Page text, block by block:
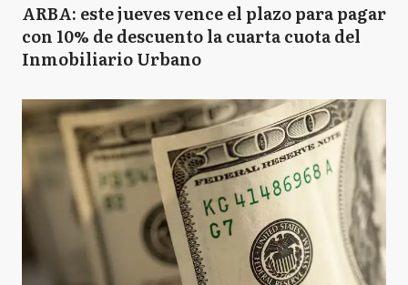
ARBA: este jueves vence el plazo para pagar
con 10% de descuento la cuarta cuota del
Inmobiliario Urbano